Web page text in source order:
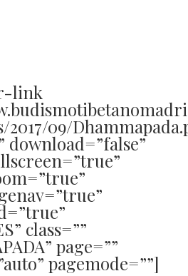
link
09/
download=”false”
class=””
page=””
pagemode=””]